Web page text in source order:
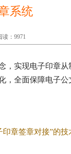
系统
读：9971
，实现电子印章
全面保障电子公
章签章对接”的